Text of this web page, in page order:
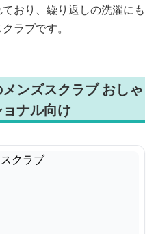
おり、繰り返しの洗濯にも
ラブです。
ンズスクラブ おしゃ
ナル向け